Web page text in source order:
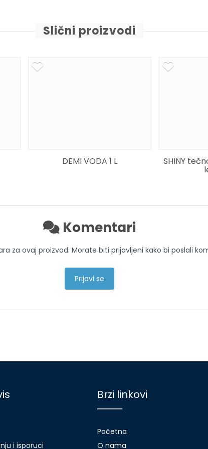
Slični proizvodi
DEMI VODA 1 L SHINY
Komentari
za ovaj proizvod. Morate biti prijavljeni kako bi poslali
Prijavi se
i isporuci
Brzi linkovi
Početna
O nama